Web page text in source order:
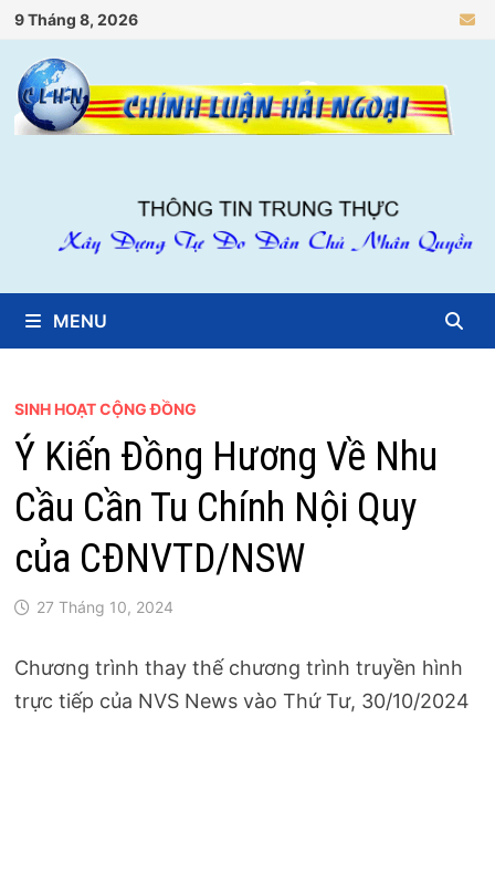
Skip
to
content
9 Tháng 8, 2026
MENU
SINH HOẠT CỘNG ĐỒNG
Ý Kiến Đồng Hương Về Nhu
Cầu Cần Tu Chính Nội Quy
của CĐNVTD/NSW
27 Tháng 10, 2024
Chương trình thay thế chương trình truyền hình
trực tiếp của NVS News vào Thứ Tư, 30/10/2024